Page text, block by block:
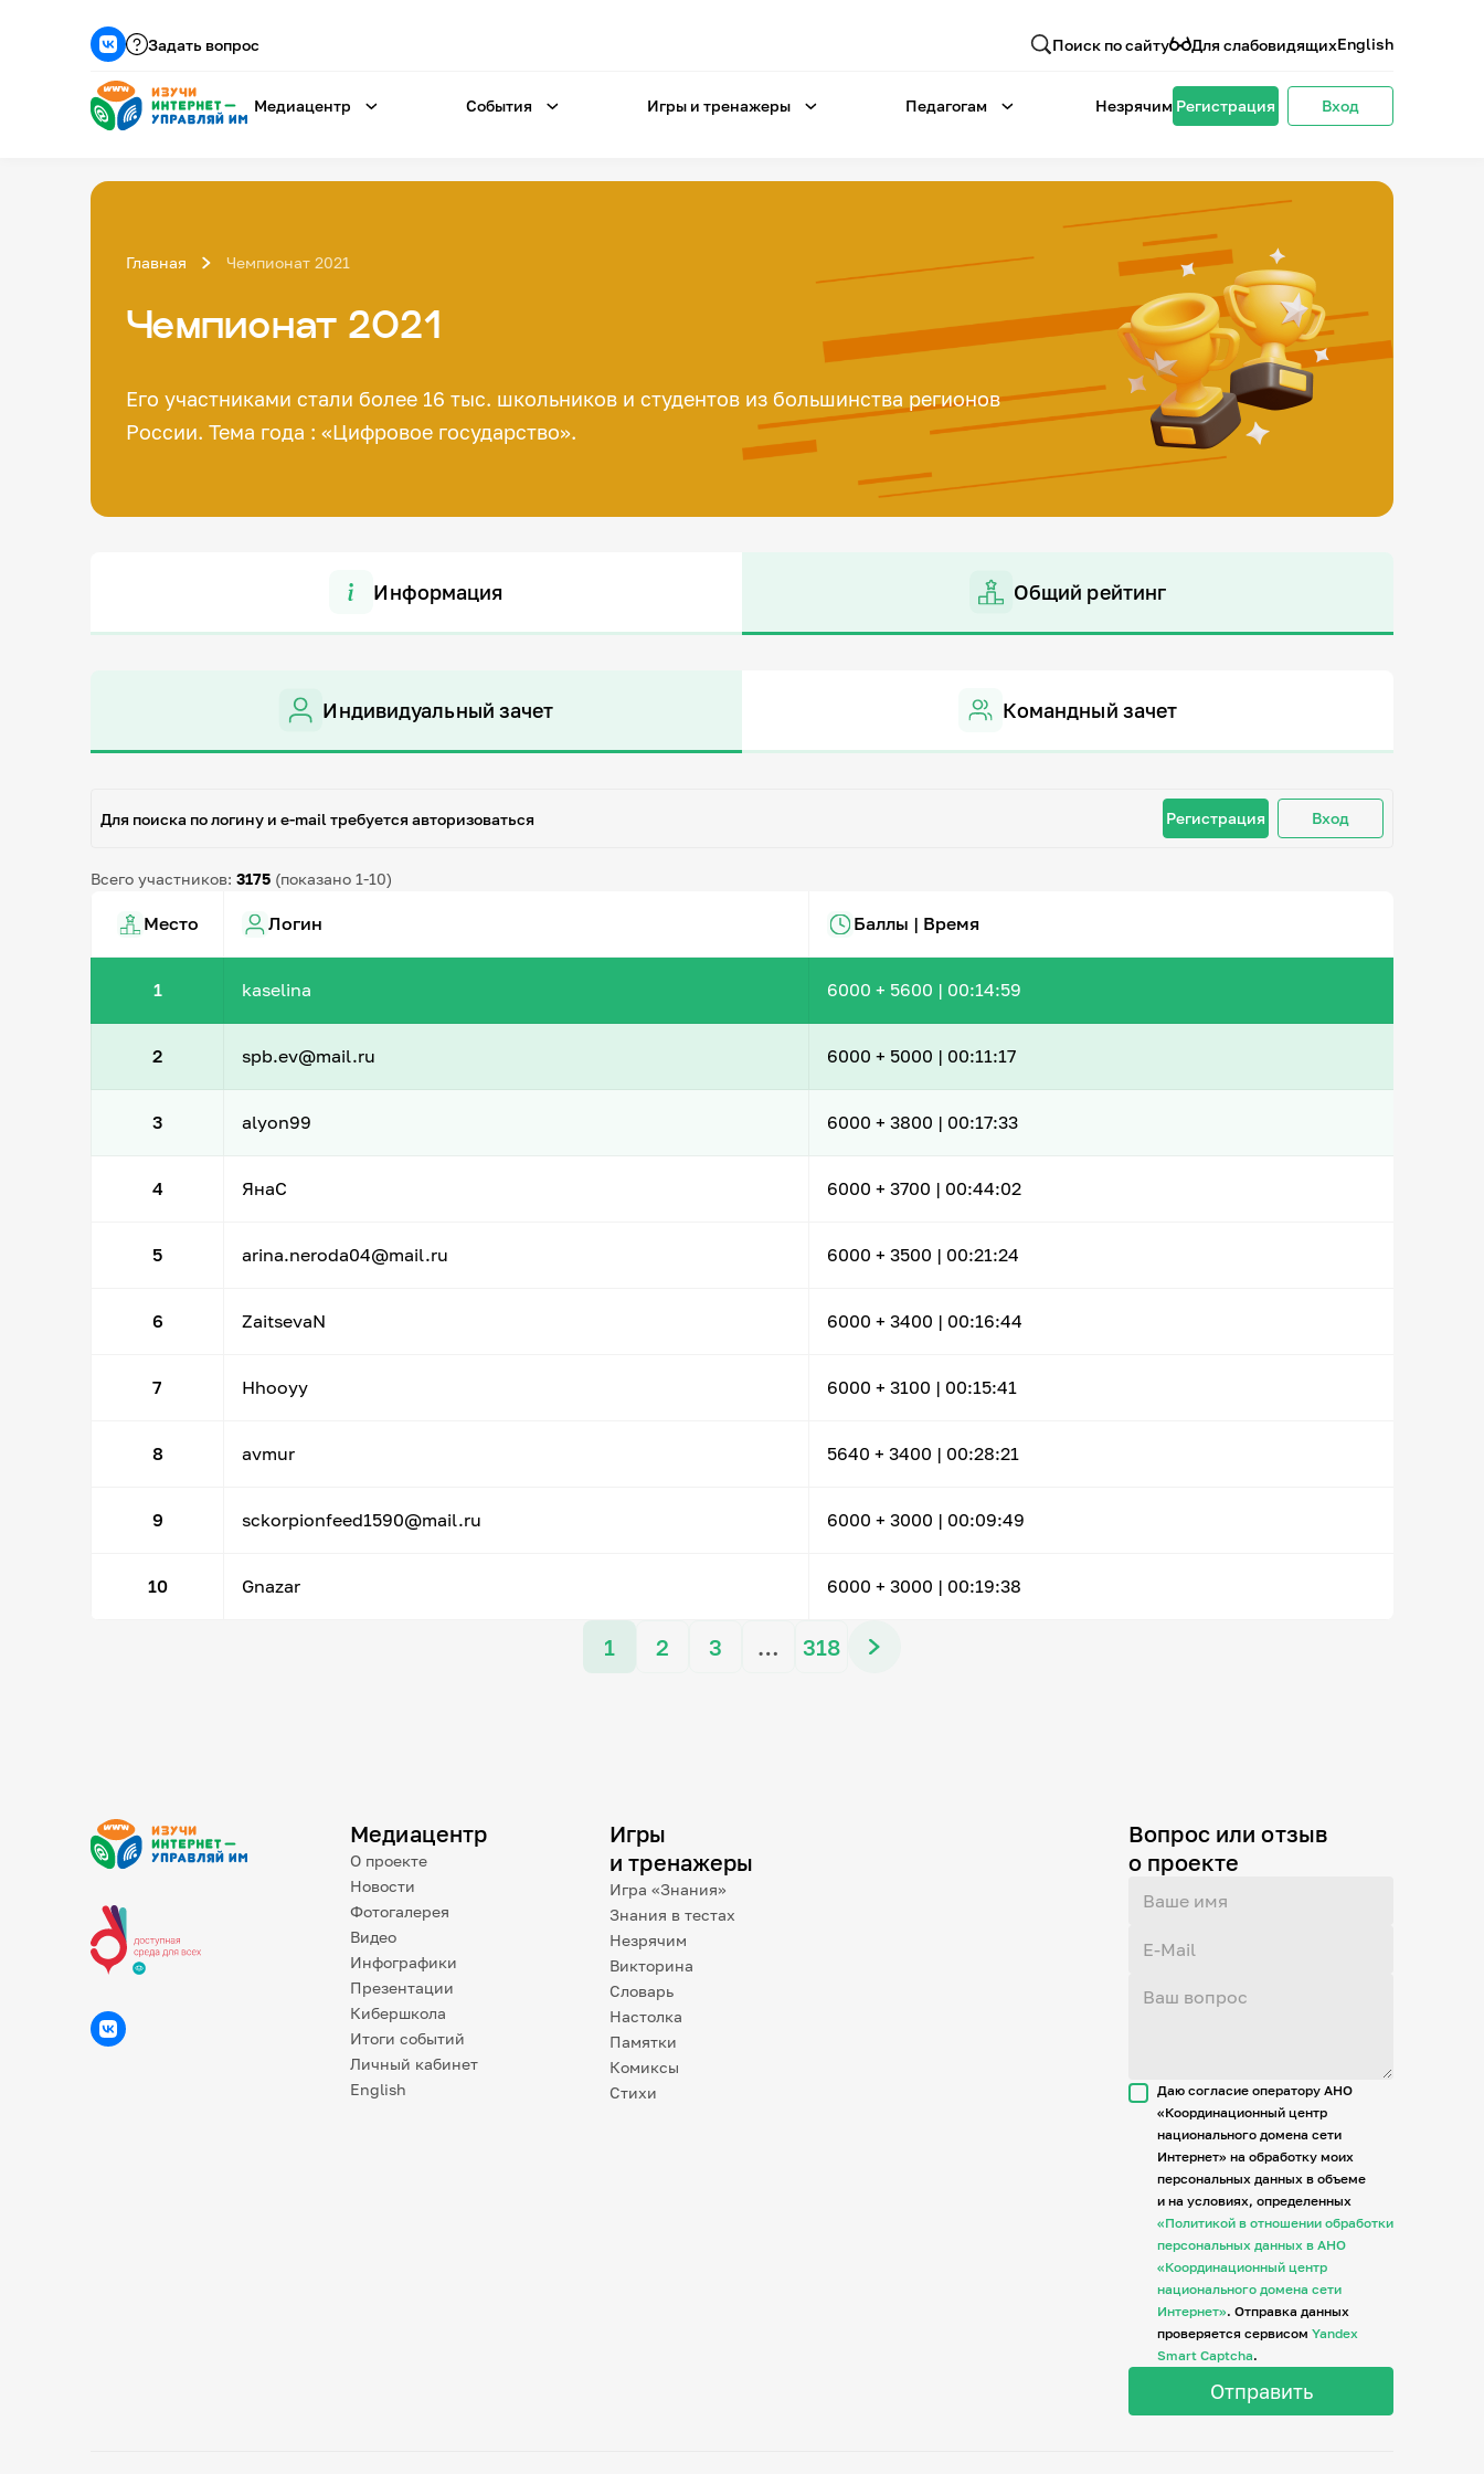
Задать вопрос Поиск по сайту Для слабовидящихEnglish
Медиацентр События Игры и тренажеры Педагогам Незрячим Регистрация Вход
Главная Чемпионат 2021
Чемпионат 2021
Его участниками стали более 16 тыс. школьников и студентов из большинства регионов
России. Тема года : «Цифровое государство».
Информация Общий рейтинг
Индивидуальный зачет Командный зачет
Для поиска по логину и e-mail требуется авторизоваться Регистрация Вход
Всего участников: 3175 (показано 1-10)
Место Логин Баллы | Время
1 kaselina 6000 + 5600 | 00:14:59
2 spb.ev@mail.ru 6000 + 5000 | 00:11:17
3 alyon99 6000 + 3800 | 00:17:33
4 ЯнаС 6000 + 3700 | 00:44:02
5 arina.neroda04@mail.ru 6000 + 3500 | 00:21:24
6 ZaitsevaN 6000 + 3400 | 00:16:44
7 Hhooyy 6000 + 3100 | 00:15:41
8 avmur 5640 + 3400 | 00:28:21
9 sckorpionfeed1590@mail.ru 6000 + 3000 | 00:09:49
10 Gnazar 6000 + 3000 | 00:19:38
1 2 3 … 318
Медиацентр
О проекте
Новости
Фотогалерея
Видео
Инфографики
Презентации
Кибершкола
Итоги событий
Личный кабинет
English
Игры
и тренажеры
Игра «Знания»
Знания в тестах
Незрячим
Викторина
Словарь
Настолка
Памятки
Комиксы
Стихи
Вопрос или отзыв
о проекте
Даю согласие оператору АНО
«Координационный центр
национального домена сети
Интернет» на обработку моих
персональных данных в объеме
и на условиях, определенных
«Политикой в отношении обработки
персональных данных в АНО
«Координационный центр
национального домена сети
Интернет». Отправка данных
проверяется сервисом Yandex
Smart Captcha.